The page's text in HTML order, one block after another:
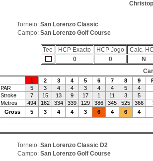
Torneio: San Lorenzo Classic
Campo: San Lorenzo Golf Course
Tee HCP Exacto HCP Jogo
Calc.
0
0
N
1 2 3 4 5 6 7 8 9
PAR
5 3 4 4 3 4 4 5
4
Stroke
7 15 13 9 17 1 11 3
5
Metros
494 162 334 339 129 386 345 525 366
Gross
5 3 4 4 3 6 4 6 4
Torneio: San Lorenzo Classic D2
Campo: San Lorenzo Golf Course